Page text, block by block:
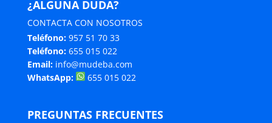
¿ALGUNA DUDA?
CONTACTA CON NOSOTROS
Teléfono: 957 51 70 33
Teléfono: 655 015 022
Email: info@mudeba.com
WhatsApp:
655 015 022
PREGUNTAS FRECUENTES